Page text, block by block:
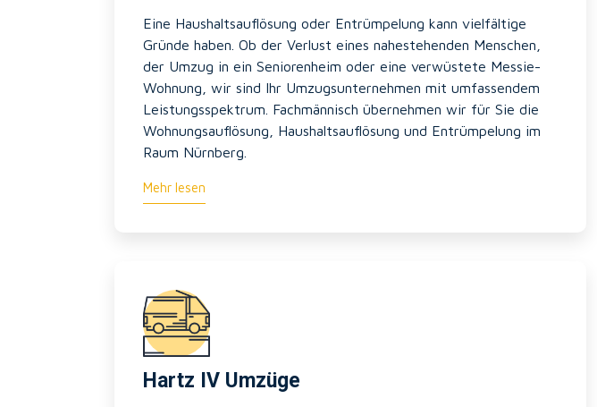
Eine Haushaltsauflösung oder Entrümpelung kann vielfältige
Gründe haben. Ob der Verlust eines nahestehenden Menschen,
der Umzug in ein Seniorenheim oder eine verwüstete Messie-
Wohnung, wir sind Ihr Umzugsunternehmen mit umfassendem
Leistungsspektrum. Fachmännisch übernehmen wir für Sie die
Wohnungsauflösung, Haushaltsauflösung und Entrümpelung im
Raum Nürnberg.
Mehr lesen
Hartz IV Umzüge